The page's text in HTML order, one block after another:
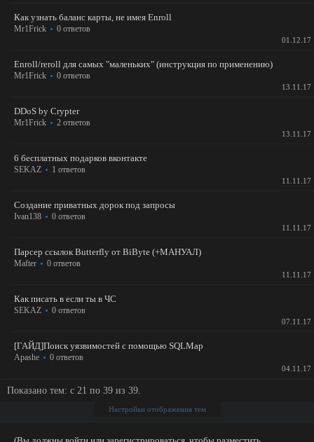
Как узнать баланс карты, не имея Enroll
Mr1Frick 0 ответов
01.12.17
Enroll/reroll для самых "маленьких" (инструкция по применению)
Mr1Frick 0 ответов
13.11.17
DDoS by Crypter
Mr1Frick 2 ответов
13.11.17
6 бесплатных подарков вконтакте
SEKAZ 1 ответов
11.11.17
Создание приватных дорок под запросы
Ivan138 0 ответов
11.11.17
Парсер ссылок Butterfly от BiByte (+МАНУАЛ)
Mafter 0 ответов
11.11.17
Как писать в если ты в ЧС
SEKAZ 0 ответов
07.11.17
[ГАЙД]Поиск уязвимостей с помощью SQLMap
Apashe 0 ответов
04.11.17
Показано тем: с 21 по 39 из 39.
Настройки отображения тем
(Вы должны войти или зарегистрироваться, чтобы разместить